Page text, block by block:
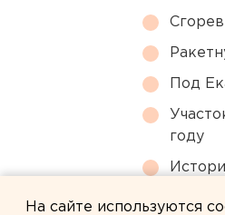
Под
году
На сайте используются